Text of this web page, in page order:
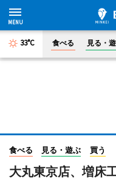
33°C 食べる 見る・
食べる 見る・遊ぶ 買う
大丸東京店、増床